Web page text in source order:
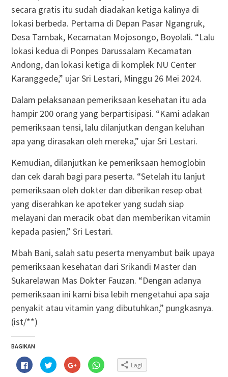
secara gratis itu sudah diadakan ketiga kalinya di
lokasi berbeda. Pertama di Depan Pasar Ngangruk,
Desa Tambak, Kecamatan Mojosongo, Boyolali. “Lalu
lokasi kedua di Ponpes Darussalam Kecamatan
Andong, dan lokasi ketiga di komplek NU Center
Karanggede,” ujar Sri Lestari, Minggu 26 Mei 2024.
Dalam pelaksanaan pemeriksaan kesehatan itu ada
hampir 200 orang yang berpartisipasi. “Kami adakan
pemeriksaan tensi, lalu dilanjutkan dengan keluhan
apa yang dirasakan oleh mereka,” ujar Sri Lestari.
Kemudian, dilanjutkan ke pemeriksaan hemoglobin
dan cek darah bagi para peserta. “Setelah itu lanjut
pemeriksaan oleh dokter dan diberikan resep obat
yang diserahkan ke apoteker yang sudah siap
melayani dan meracik obat dan memberikan vitamin
kepada pasien,” Sri Lestari.
Mbah Bani, salah satu peserta menyambut baik upaya
pemeriksaan kesehatan dari Srikandi Master dan
Sukarelawan Mas Dokter Fauzan. “Dengan adanya
pemeriksaan ini kami bisa lebih mengetahui apa saja
penyakit atau vitamin yang dibutuhkan,” pungkasnya.
(ist/**)
BAGIKAN
Klik
untuk
membagikan
Klik
untuk
berbagi
Klik
untuk
berbagi
Klik
untuk Lagi